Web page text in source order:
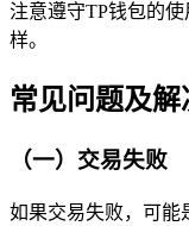
注意遵守TP钱包的
样。
常见问题及解
（一）交易失败
如果交易失败，可能